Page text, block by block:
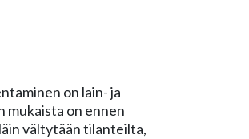
on lain- ja
mukaista on ennen
vältytään tilanteilta,